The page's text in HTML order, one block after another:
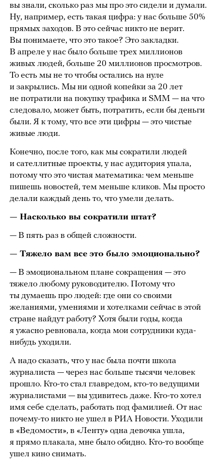
вы знали, сколько раз мы про это сидели и думали.
Ну, например, есть такая цифра: у нас больше 50%
прямых заходов. В это сейчас никто не верит.
Вы понимаете, что это такое? Это закладки.
В апреле у нас было больше трех миллионов
живых людей, больше 20 миллионов просмотров.
То есть мы не то чтобы остались на нуле
и закрылись. Мы ни одной копейки за 20 лет
не потратили на покупку трафика и SMM — на что
следовало, может быть, потратить, если бы деньги
были. Я к тому, что все эти цифры — это чистые
живые люди.
Конечно, после того, как мы сократили людей
и сателлитные проекты, у нас аудитория упала,
потому что это чистая математика: чем меньше
пишешь новостей, тем меньше кликов. Мы просто
делали каждый день то, что умели делать.
— Насколько вы сократили штат?
— В пять раз в общей сложности.
— Тяжело вам все это было эмоционально?
— В эмоциональном плане сокращения — это
тяжело любому руководителю. Потому что
ты думаешь про людей: где они со своими
желаниями, умениями и хотелками сейчас в этой
стране найдут работу? Хотя были годы, когда
я ужасно ревновала, когда мои сотрудники куда-
нибудь уходили.
А надо сказать, что у нас была почти школа
журналиста — через нас больше тысячи человек
прошло. Кто-то стал главредом, кто-то ведущими
журналистами — вы удивитесь даже. Кто-то хотел
имя себе сделать, работать под фамилией. От нас
почему-то никто не ушел в РИА Новости. Уходили
в «Ведомости», в «Ленту» одна девочка ушла,
я прямо плакала, мне было обидно. Кто-то вообще
ушел кино снимать.